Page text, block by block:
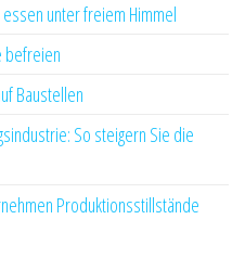
unter freiem Himmel
befreien
Baustellen
So steigern Sie die
Produktionsstillstände